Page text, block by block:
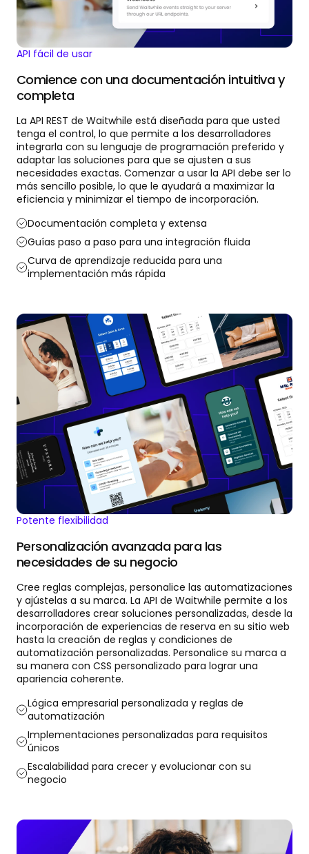
API fácil de usar
Comience con una documentación intuitiva y
completa
La API REST de Waitwhile está diseñada para que usted
tenga el control, lo que permite a los desarrolladores
integrarla con su lenguaje de programación preferido y
adaptar las soluciones para que se ajusten a sus
necesidades exactas. Comenzar a usar la API debe ser lo
más sencillo posible, lo que le ayudará a maximizar la
eficiencia y minimizar el tiempo de incorporación.
Documentación completa y extensa
Guías paso a paso para una integración fluida
Curva de aprendizaje reducida para una
implementación más rápida
Potente flexibilidad
Personalización avanzada para las
necesidades de su negocio
Cree reglas complejas, personalice las automatizaciones
y ajústelas a su marca. La API de Waitwhile permite a los
desarrolladores crear soluciones personalizadas, desde la
incorporación de experiencias de reserva en su sitio web
hasta la creación de reglas y condiciones de
automatización personalizadas. Personalice su marca a
su manera con CSS personalizado para lograr una
apariencia coherente.
Lógica empresarial personalizada y reglas de
automatización
Implementaciones personalizadas para requisitos
únicos
Escalabilidad para crecer y evolucionar con su
negocio